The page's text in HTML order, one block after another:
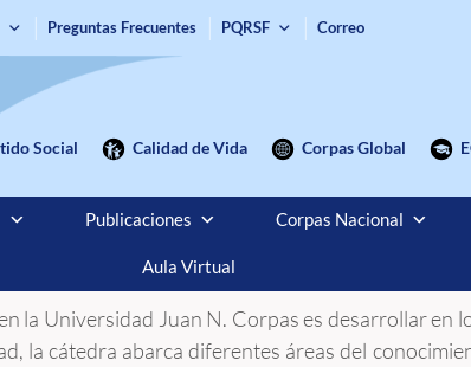
Preguntas Frecuentes PQRSF Correo
Social Calidad de Vida Corpas Global
Publicaciones Corpas Nacional
Aula Virtual
la Universidad Juan N. Corpas es desarrollar en
la cátedra abarca diferentes áreas del